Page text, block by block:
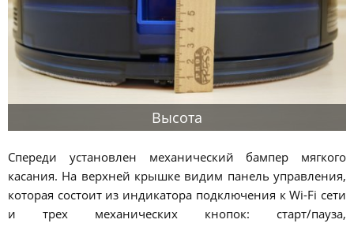
Высота
Спереди установлен механический бампер мягкого
касания. На верхней крышке видим панель управления,
которая состоит из индикатора подключения к Wi-Fi сети
и трех механических кнопок: старт/пауза,